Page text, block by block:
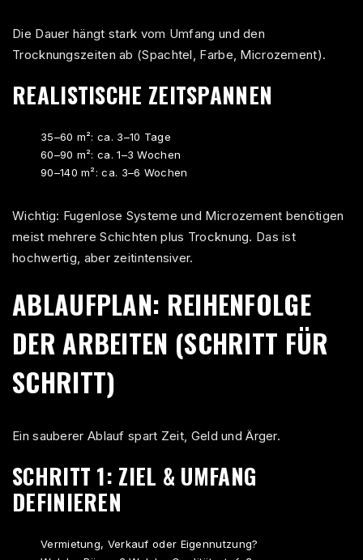
Die Dauer hängt stark vom Umfang und den
Trocknungszeiten ab (Spachtel, Farbe, Microzement).
REALISTISCHE ZEITSPANNEN
35–60 m²: ca. 3–10 Tage
60–90 m²: ca. 1–3 Wochen
90–140 m²: ca. 3–6 Wochen
Wichtig: Fugenlose Systeme und Microzement benötigen
meist mehrere Schichten plus Trocknung. Das ist
hochwertig, aber zeitintensiver.
ABLAUFPLAN: REIHENFOLGE
DER ARBEITEN (SCHRITT FÜR
SCHRITT)
Ein sauberer Ablauf spart Zeit, Geld und Ärger.
SCHRITT 1: ZIEL & UMFANG
DEFINIEREN
Vermietung, Verkauf oder Eigennutzung?